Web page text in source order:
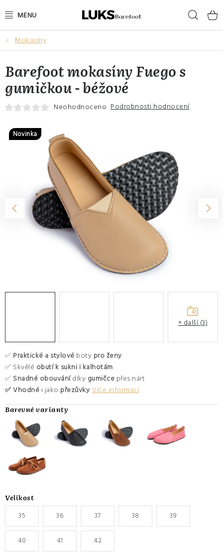
na
NOVINKY
VÝPRODEJ
DÁMSKÉ BAREFOOT BOTY
DÁRKOVÉ POUKAZY
Hodnocení obchodu
Moje objednávka
Výměna a vrácení zboží
Mokasíny
✅ Praktické a stylové boty pro ženy
✅ Skvělé obutí k sukni i kalhotám
✅ Snadné obouvánídíky gumičce přes nárt
✅ Vhodné i jako přezůvky Více informací
Velikost
35
36 37 38 39
40 41
42
Barefoot mokasíny Fuego s
gumičkou - béžové
Neohodnoceno Podrobnosti hodnocení
Novinka
+ další (3)